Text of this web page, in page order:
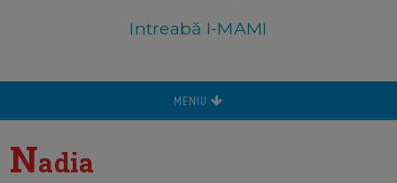
Intreabă I-MAMI
MENIU
Nadia